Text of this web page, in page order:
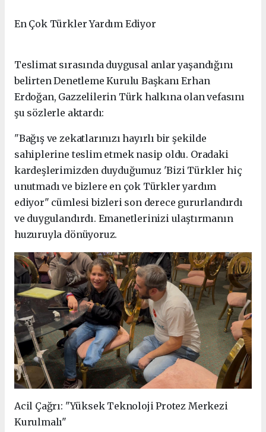
En Çok Türkler Yardım Ediyor
Teslimat sırasında duygusal anlar yaşandığını
belirten Denetleme Kurulu Başkanı Erhan
Erdoğan, Gazzelilerin Türk halkına olan vefasını
şu sözlerle aktardı:
"Bağış ve zekatlarınızı hayırlı bir şekilde
sahiplerine teslim etmek nasip oldu. Oradaki
kardeşlerimizden duyduğumuz 'Bizi Türkler hiç
unutmadı ve bizlere en çok Türkler yardım
ediyor" cümlesi bizleri son derece gururlandırdı
ve duygulandırdı. Emanetlerinizi ulaştırmanın
huzuruyla dönüyoruz.
Acil Çağrı: "Yüksek Teknoloji Protez Merkezi
Kurulmalı"